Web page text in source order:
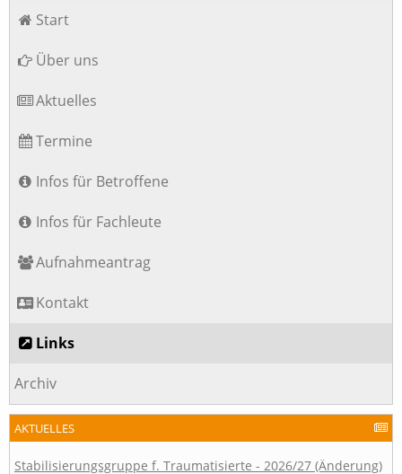
Navigation
Start
Über uns
Aktuelles
Termine
Infos für Betroffene
Infos für Fachleute
Aufnahmeantrag
Kontakt
Links
Archiv
AKTUELLES
Stabilisierungsgruppe f. Traumatisierte - 2026/27 (Änderung)